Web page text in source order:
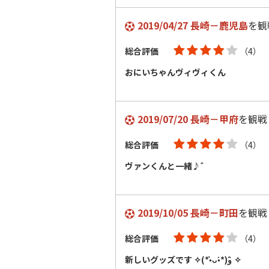
2019/04/27 長崎－鹿児島を
総合評価
（4）
おにいちゃんヴィヴィくん
2019/07/20 長崎－甲府を観戦
総合評価
（4）
ヴァンくんと一緒♪゛
2019/10/05 長崎－町田を観戦
総合評価
（4）
新しいグッズです‎⁦‪ ✧(*•̀ᴗ•́*)و ̑̑✧